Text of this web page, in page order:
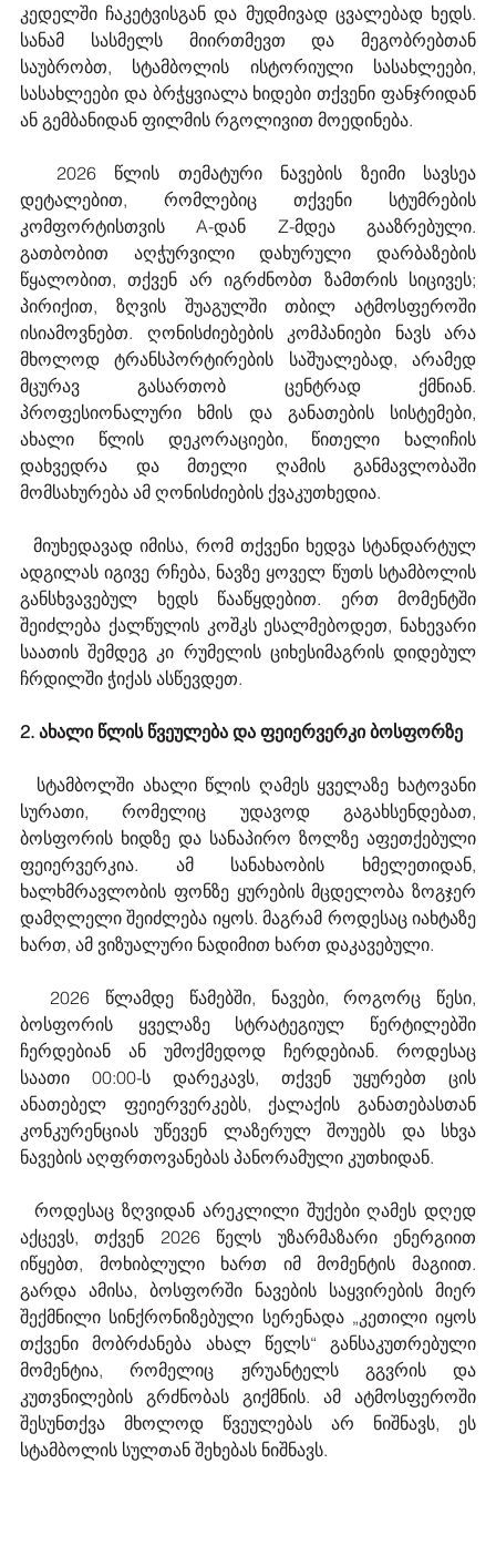
კედელში ჩაკეტვისგან და მუდმივად ცვალებად ხედს.
სანამ სასმელს მიირთმევთ და მეგობრებთან
საუბრობთ, სტამბოლის ისტორიული სასახლეები,
სასახლეები და ბრჭყვიალა ხიდები თქვენი ფანჯრიდან
ან გემბანიდან ფილმის რგოლივით მოედინება.
დეტალებით, რომლებიც თქვენი სტუმრების
კომფორტისთვის A-დან Z-მდეა გააზრებული.
გათბობით აღჭურვილი დახურული დარბაზების
წყალობით, თქვენ არ იგრძნობთ ზამთრის სიცივეს;
პირიქით, ზღვის შუაგულში თბილ ატმოსფეროში
ისიამოვნებთ. ღონისძიებების კომპანიები ნავს არა
მხოლოდ ტრანსპორტირების საშუალებად, არამედ
მცურავ გასართობ ცენტრად ქმნიან.
პროფესიონალური ხმის და განათების სისტემები,
ახალი წლის დეკორაციები, წითელი ხალიჩის
დახვედრა და მთელი ღამის განმავლობაში
მომსახურება ამ ღონისძიების ქვაკუთხედია.
  მიუხედავად იმისა, რომ თქვენი ხედვა სტანდარტულ
ადგილას იგივე რჩება, ნავზე ყოველ წუთს სტამბოლის
განსხვავებულ ხედს წააწყდებით. ერთ მომენტში
შეიძლება ქალწულის კოშკს ესალმებოდეთ, ნახევარი
საათის შემდეგ კი რუმელის ციხესიმაგრის დიდებულ
ჩრდილში ჭიქას ასწევდეთ.
2. ახალი წლის წვეულება და ფეიერვერკი ბოსფორზე
სურათი, რომელიც უდავოდ გაგახსენდებათ,
ბოსფორის ხიდზე და სანაპირო ზოლზე აფეთქებული
ფეიერვერკია. ამ სანახაობის ხმელეთიდან,
ხალხმრავლობის ფონზე ყურების მცდელობა ზოგჯერ
დამღლელი შეიძლება იყოს. მაგრამ როდესაც იახტაზე
ხართ, ამ ვიზუალური ნადიმით ხართ დაკავებული.
  2026 წლამდე წამებში, ნავები, როგორც წესი,
ბოსფორის ყველაზე სტრატეგიულ წერტილებში
ჩერდებიან ან უმოქმედოდ ჩერდებიან. როდესაც
საათი 00:00-ს დარეკავს, თქვენ უყურებთ ცის
ანათებელ ფეიერვერკებს, ქალაქის განათებასთან
კონკურენციას უწევენ ლაზერულ შოუებს და სხვა
ნავების აღფრთოვანებას პანორამული კუთხიდან.
  როდესაც ზღვიდან არეკლილი შუქები ღამეს დღედ
აქცევს, თქვენ 2026 წელს უზარმაზარი ენერგიით
იწყებთ, მოხიბლული ხართ იმ მომენტის მაგიით.
გარდა ამისა, ბოსფორში ნავების საყვირების მიერ
შექმნილი სინქრონიზებული სერენადა „კეთილი იყოს
თქვენი მობრძანება ახალ წელს“ განსაკუთრებული
მომენტია, რომელიც ჟრუანტელს გგვრის და
კუთვნილების გრძნობას გიქმნის. ამ ატმოსფეროში
შესუნთქვა მხოლოდ წვეულებას არ ნიშნავს, ეს
სტამბოლის სულთან შეხებას ნიშნავს.